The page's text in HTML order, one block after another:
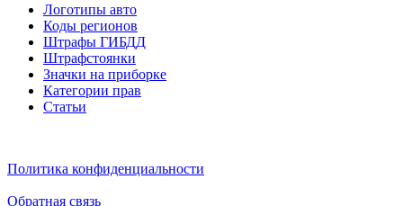
Логотипы авто
Коды регионов
Штрафы ГИБДД
Штрафстоянки
Значки на приборке
Категории прав
Статьи
Политика конфиденциальности
Обратная связь